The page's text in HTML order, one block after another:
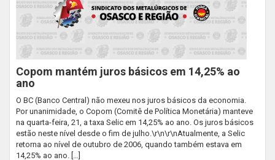
Copom mantém juros básicos em 14,25% ao
ano
O BC (Banco Central) não mexeu nos juros básicos da economia.
Por unanimidade, o Copom (Comitê de Política Monetária) manteve
na quarta-feira, 21, a taxa Selic em 14,25% ao ano. Os juros básicos
estão neste nível desde o fim de julho.\r\n\r\nAtualmente, a Selic
retorna ao nível de outubro de 2006, quando também estava em
14,25% ao ano. […]